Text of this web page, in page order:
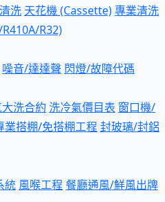
洗 天花機 (Cassette)專業清洗
R32)
噪音/達達聲 閃燈/故障代碼
洗合約 洗冷氣價目表 窗口機/
業搭棚/免搭棚工程 封玻璃/封鋁
統 風喉工程 餐廳通風/鮮風出牌